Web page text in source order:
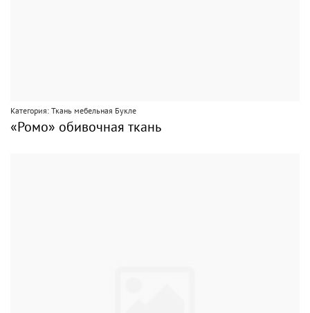
Категория: Ткань мебельная Букле
«Ромо» обивочная ткань